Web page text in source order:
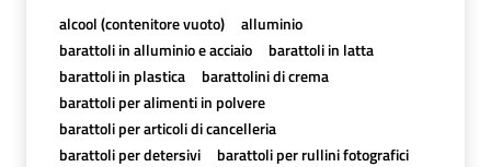
alcool (contenitore vuoto)
alluminio
barattoli in alluminio e acciaio
barattoli in latta
barattoli in plastica
barattolini di crema
barattoli per alimenti in polvere
barattoli per articoli di cancelleria
barattoli per detersivi
barattoli per rullini fotografici